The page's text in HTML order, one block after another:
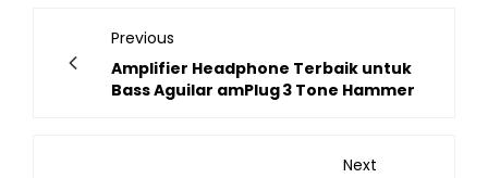
Previous
Amplifier Headphone Terbaik untuk
Bass Aguilar amPlug 3 Tone Hammer
Next